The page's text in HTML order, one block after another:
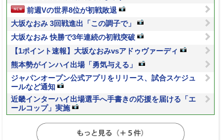
前週Vの世界8位が初戦敗退
大坂なおみ 3回戦進出「この調子で」
大坂なおみ 快勝で3年連続の初戦突破
【1ポイント速報】大坂なおみvsアドゥヴァーディ
熊本勢がインハイ出場「勇気与える」
ジャパンオープン公式アプリをリリース、試合スケジュ
ールなど通知
近畿インターハイ出場選手へ手書きの応援を届ける「エ
ールコップ」実施